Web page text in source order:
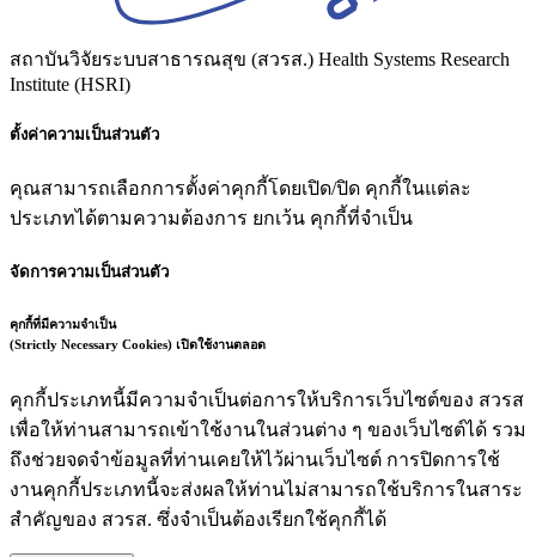
สถาบันวิจัยระบบสาธารณสุข (สวรส.) Health Systems Research
Institute (HSRI)
ตั้งค่าความเป็นส่วนตัว
คุณสามารถเลือกการตั้งค่าคุกกี้โดยเปิด/ปิด คุกกี้ในแต่ละ
ประเภทได้ตามความต้องการ ยกเว้น คุกกี้ที่จำเป็น
จัดการความเป็นส่วนตัว
คุกกี้ที่มีความจำเป็น
(Strictly Necessary Cookies) เปิดใช้งานตลอด
คุกกี้ประเภทนี้มีความจำเป็นต่อการให้บริการเว็บไซต์ของ สวรส
เพื่อให้ท่านสามารถเข้าใช้งานในส่วนต่าง ๆ ของเว็บไซต์ได้ รวม
ถึงช่วยจดจำข้อมูลที่ท่านเคยให้ไว้ผ่านเว็บไซต์ การปิดการใช้
งานคุกกี้ประเภทนี้จะส่งผลให้ท่านไม่สามารถใช้บริการในสาระ
สำคัญของ สวรส. ซึ่งจำเป็นต้องเรียกใช้คุกกี้ได้